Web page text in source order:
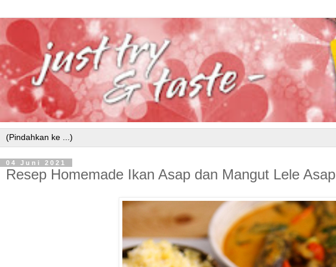
04 Juni 2021
Resep Homemade Ikan Asap dan Mangut Lele Asap